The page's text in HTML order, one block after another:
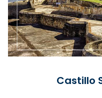
Castillo